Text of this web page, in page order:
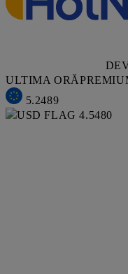
ULTIMA ORĂ
5.2489
4.5480